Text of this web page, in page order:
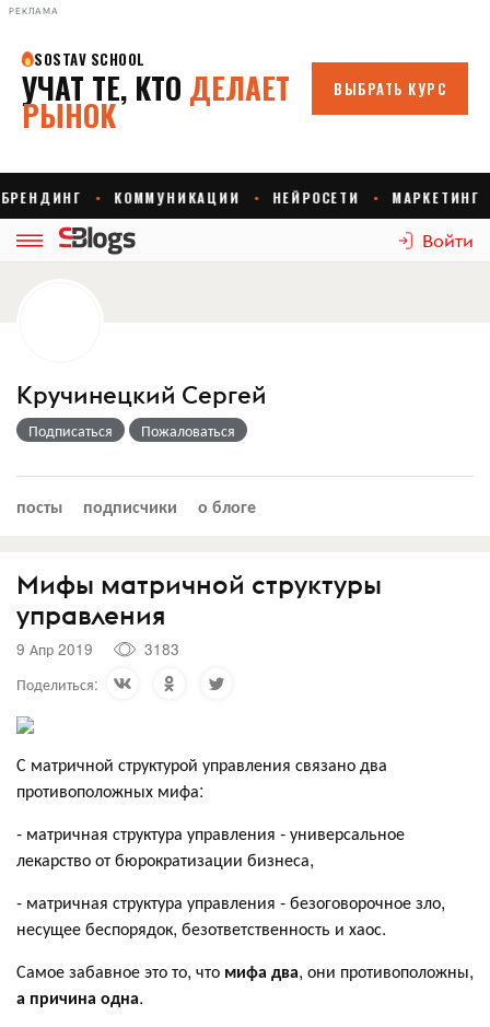
РЕКЛАМА
Войти
Кручинецкий Сергей
Подписаться Пожаловаться
посты подписчики о блоге
Мифы матричной структуры
управления
9 Апр 2019
3183
Поделиться:
С матричной структурой управления связано два
противоположных мифа:
- матричная структура управления - универсальное
лекарство от бюрократизации бизнеса,
- матричная структура управления - безоговорочное зло,
несущее беспорядок, безответственность и хаос.
Самое забавное это то, что мифа два, они противоположны,
а причина одна.